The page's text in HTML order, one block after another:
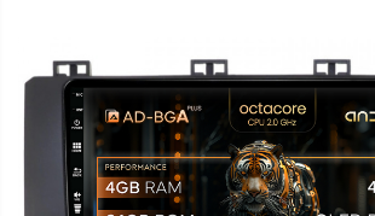
Telefoane mobile Unihertz
Telefoane mobile Cubot
Telefoane mobile Blackview
Telefoane mobile OSCAL
Telefoane mobile Fossibot